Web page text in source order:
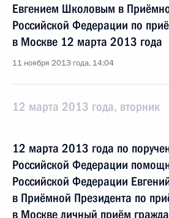
Евгением Школовым в
Российской Федерации по
в Москве 12 марта 2013 года
11 ноября 2013 года, 14:04
12 марта 2013 года, вторник
12 марта 2013 года по
Российской Федерации
Российской Федерации
в Приёмной Президента по
в Москве личный приём